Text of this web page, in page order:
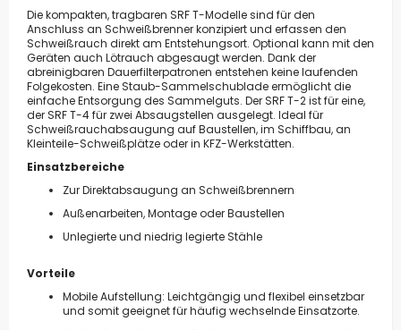
Die kompakten, tragbaren SRF T-Modelle sind für den
Anschluss an Schweißbrenner konzipiert und erfassen den
Schweißrauch direkt am Entstehungsort. Optional kann mit den
Geräten auch Lötrauch abgesaugt werden. Dank der
abreinigbaren Dauerfilterpatronen entstehen keine laufenden
Folgekosten. Eine Staub-Sammelschublade ermöglicht die
einfache Entsorgung des Sammelguts. Der SRF T-2 ist für eine,
der SRF T-4 für zwei Absaugstellen ausgelegt. Ideal für
Schweißrauchabsaugung auf Baustellen, im Schiffbau, an
Kleinteile-Schweißplätze oder in KFZ-Werkstätten.
Einsatzbereiche
Zur Direktabsaugung an Schweißbrennern
Außenarbeiten, Montage oder Baustellen
Unlegierte und niedrig legierte Stähle
Vorteile
Mobile Aufstellung: Leichtgängig und flexibel einsetzbar
und somit geeignet für häufig wechselnde Einsatzorte.